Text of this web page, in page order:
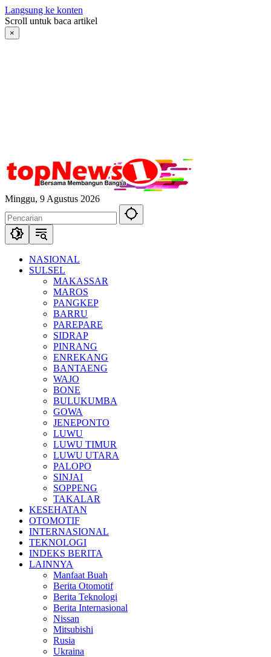
Langsung ke konten
Scroll untuk baca artikel
×
Minggu, 9 Agustus 2026
NASIONAL
SULSEL
MAKASSAR
MAROS
PANGKEP
BARRU
PAREPARE
SIDRAP
PINRANG
ENREKANG
BANTAENG
WAJO
BONE
BULUKUMBA
GOWA
JENEPONTO
LUWU
LUWU TIMUR
LUWU UTARA
PALOPO
SINJAI
SOPPENG
TAKALAR
KESEHATAN
OTOMOTIF
INTERNASIONAL
TEKNOLOGI
INDEKS BERITA
LAINNYA
Manfaat Buah
Berita Otomotif
Berita Teknologi
Berita Internasional
Nissan
Mitsubishi
Rusia
Ukraina